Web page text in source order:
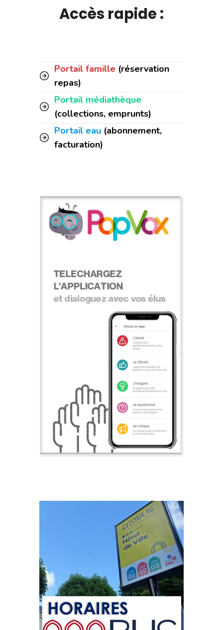
Accès rapide :
Portail famille (réservation
repas)
Portail médiathèque
(collections, emprunts)
Portail eau (abonnement,
facturation)